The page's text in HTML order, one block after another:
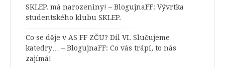
SKLEP. má narozeniny! – BlogujnaFF: Vývrtka
studentského klubu SKLEP.
Co se děje v AS FF ZČU? Díl VI. Slučujeme
katedry… – BlogujnaFF: Co vás trápí, to nás
zajímá!